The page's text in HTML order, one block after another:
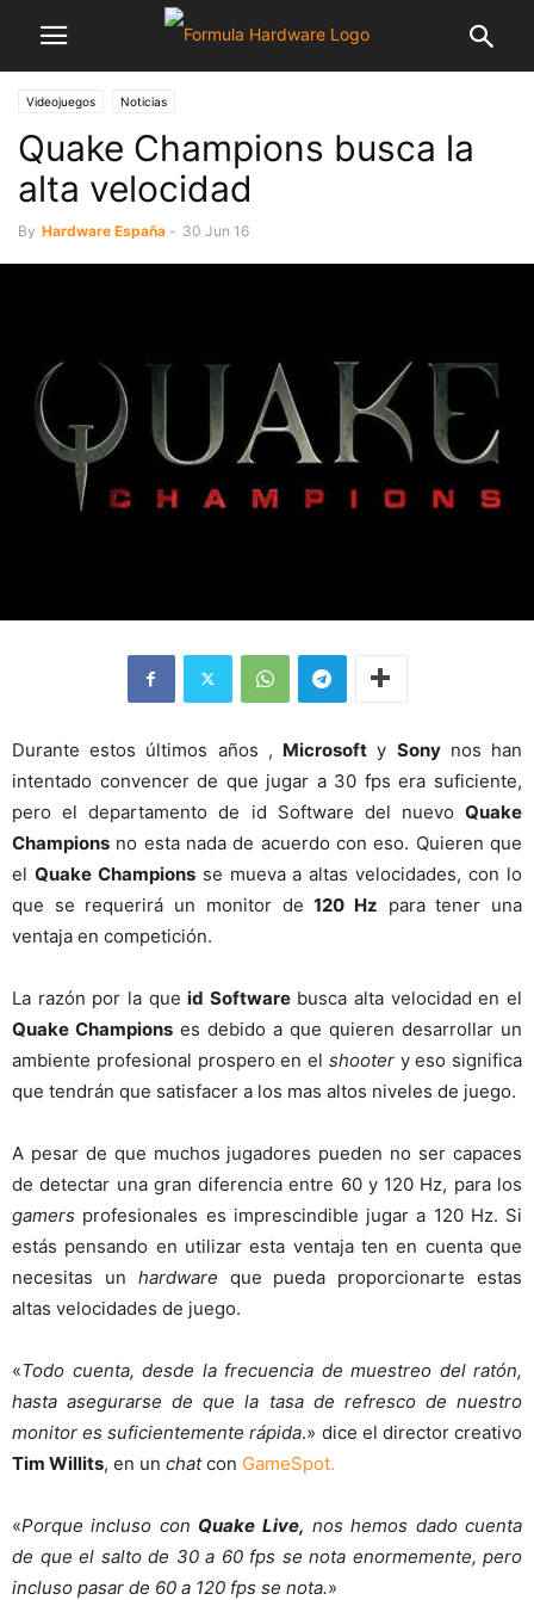
Videojuegos Noticias
Quake Champions busca la
alta velocidad
By Hardware España - 30 Jun 16
Durante estos últimos años , Microsoft y Sonynos han
intentado convencer de que jugar a 30 fps era suficiente,
pero el departamento de id Software del nuevo Quake
Champions no esta nada de acuerdo con eso. Quieren que
el Quake Championsse mueva a altas velocidades, con lo
que se requerirá un monitor de120 Hz para tener una
ventaja en competición.
La razón por la queid Softwarebusca alta velocidad en el
Quake Champions es debido a que quieren desarrollar un
ambiente profesional prospero en el shootery eso significa
que tendrán que satisfacer a los mas altos niveles de juego.
A pesar de que muchos jugadores pueden no ser capaces
de detectar una gran diferencia entre 60 y 120 Hz, para los
gamers profesionales es imprescindible jugar a 120 Hz. Si
estás pensando en utilizar esta ventaja ten en cuenta que
necesitas un hardware que pueda proporcionarte estas
altas velocidades de juego.
«Todo cuenta, desde la frecuencia de muestreo del ratón,
hasta asegurarse de que la tasa de refresco de nuestro
monitor es suficientementerápida.» dice el director creativo
Tim Willits, en un chatcon GameSpot.
«Porque incluso con Quake Live, nos hemos dado cuenta
de que el salto de 30 a 60 fps se nota enormemente, pero
incluso pasar de 60 a 120 fps se nota.»